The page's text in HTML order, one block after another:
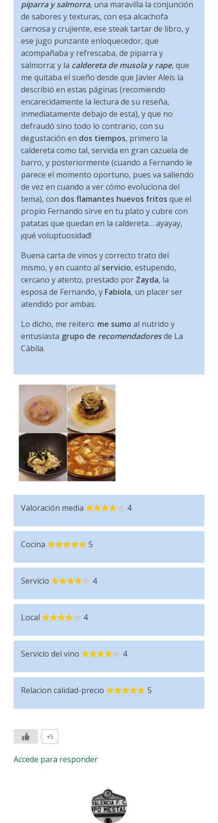
piparra y salmorra, una maravilla la conjunción
de sabores y texturas, con esa alcachofa
carnosa y crujiente, ese steak tartar de libro, y
ese jugo punzante enloquecedor, que
acompañaba y refrescaba, de piparra y
salmorra; y la caldereta de musola y rape, que
me quitaba el sueño desde que Javier Aleis la
describió en estas páginas (recomiendo
encarecidamente la lectura de su reseña,
inmediatamente debajo de esta), y que no
defraudó sino todo lo contrario, con su
degustación en dos tiempos, primero la
caldereta como tal, servida en gran cazuela de
barro, y posteriormente (cuando a Fernando le
parece el momento oportuno, pues va saliendo
de vez en cuando a ver cómo evoluciona del
tema), con dos flamantes huevos fritos que el
propio Fernando sirve en tu plato y cubre con
patatas que quedan en la caldereta… ayayay,
¡qué voluptuosidad!
Buena carta de vinos y correcto trato del
mismo, y en cuanto al servicio, estupendo,
cercano y atento, prestado por Zayda, la
esposa de Fernando, y Fabiola, un placer ser
atendido por ambas.
Lo dicho, me reitero: me sumo al nutrido y
entusiasta grupo de recomendadoresde La
Càbila.
Valoración media 4
Cocina 5
Servicio 4
Local 4
Servicio del vino 4
Relacion calidad-precio 5
+5
Accede para responder